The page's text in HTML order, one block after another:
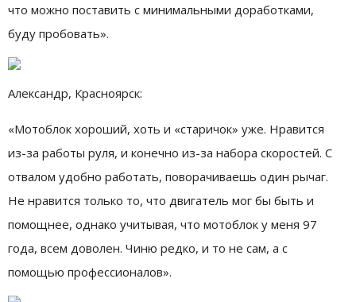
что можно поставить с минимальными доработками,
буду пробовать».
Александр, Красноярск:
«Мотоблок хороший, хоть и «старичок» уже. Нравится
из-за работы руля, и конечно из-за набора скоростей. С
отвалом удобно работать, поворачиваешь один рычаг.
Не нравится только то, что двигатель мог бы быть и
помощнее, однако учитывая, что мотоблок у меня 97
года, всем доволен. Чиню редко, и то не сам, а с
помощью профессионалов».